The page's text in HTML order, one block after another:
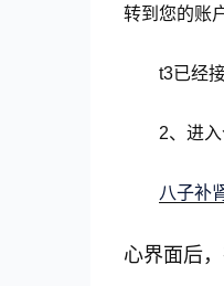
转到您的账
t3已经
2、进
八子补
心界面后